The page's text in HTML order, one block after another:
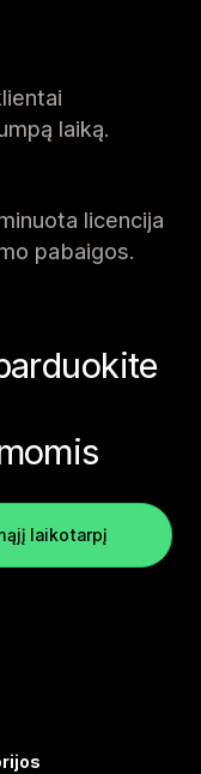
laiką.
licencija
pabaigos.
laikotarpį